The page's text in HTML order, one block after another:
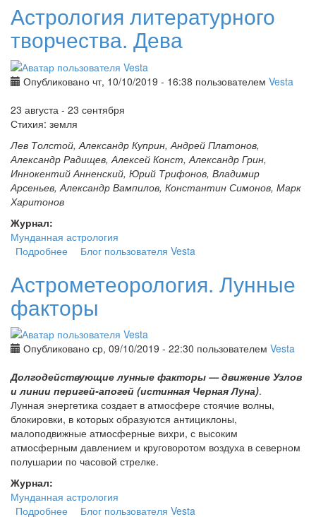
Астрология литературного
творчества. Дева
Опубликовано чт, 10/10/2019 - 16:38 пользователем Vesta
23 августа - 23 сентября
Стихия: земля
Лев Толстой, Александр Куприн, Андрей Платонов,
Александр Радищев, Алексей Конст, Александр Грин,
Иннокентий Анненский, Юрий Трифонов, Владимир
Арсеньев, Александр Вампилов, Константин Симонов, Марк
Харитонов
Журнал:
Мунданная астрология
Подробнее о Астрология литературного творчества. Дева
Блог пользователя Vesta
Астрометеорология. Лунные
факторы
Опубликовано ср, 09/10/2019 - 22:30 пользователем Vesta
Долгодействующие лунные факторы — движение Узлов
и линии перигей-апогей (истинная Черная Луна).
Лунная энергетика создает в атмосфере стоячие волны,
блокировки, в которых образуются антициклоны,
малоподвижные атмосферные вихри, с высоким
атмосферным давлением и круговоротом воздуха в северном
полушарии по часовой стрелке.
Журнал:
Мунданная астрология
Подробнее о Астрометеорология. Лунные факторы
Блог пользователя Vesta